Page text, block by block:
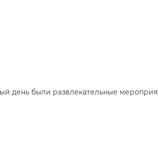
день были развлекательные